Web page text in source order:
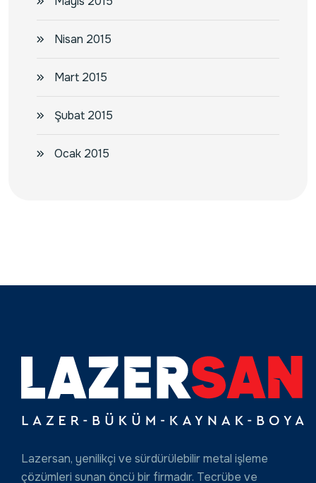
Nisan 2015
Mart 2015
Şubat 2015
Ocak 2015
Lazersan, yenilikçi ve sürdürülebilir metal işleme
çözümleri sunan öncü bir firmadır. Tecrübe ve